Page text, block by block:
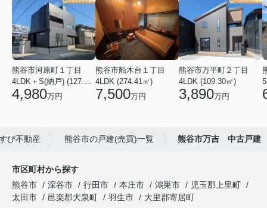
熊谷市河原町１丁目
4,980万円
熊谷市船木台１丁目
4LDK (274.41㎡)
7,500万円
熊谷市万平町２丁目
4LDK (109.30㎡)
3,890万円
び不動産 熊谷市の戸建(売買)一覧 熊谷市万吉 中古戸建
市区町村から探す
熊谷市
深谷市 行田市 本庄市 鴻巣市
児玉郡上里町
太田市
邑楽郡大泉町 羽生市
大里郡寄居町